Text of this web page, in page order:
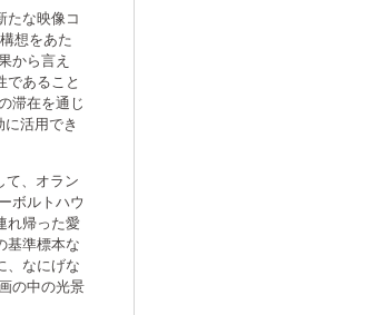
たな映像コ
想をあた
から言え
であること
滞在を通じ
活用でき
て、オラン
ボルトハウ
れ帰った愛
基準標本な
、なにげな
の中の光景